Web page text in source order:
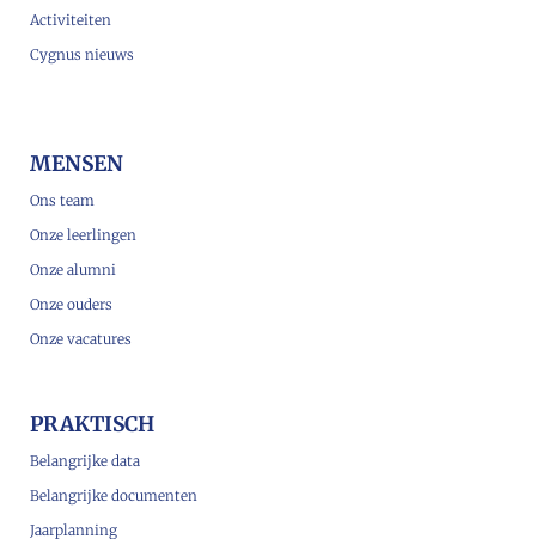
Activiteiten
Cygnus nieuws
MENSEN
Ons team
Onze leerlingen
Onze alumni
Onze ouders
Onze vacatures
PRAKTISCH
Belangrijke data
Belangrijke documenten
Jaarplanning